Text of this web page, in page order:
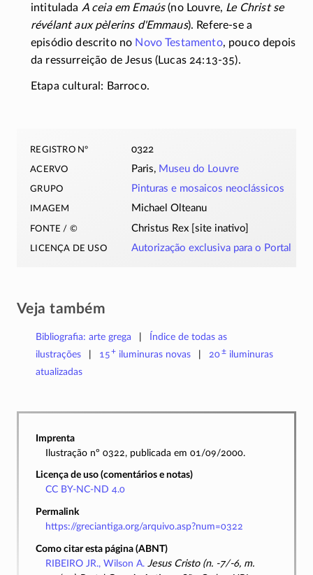
intitulada A ceia em Emaús(no Louvre, Le Christ se
révélant aux pèlerins d'Emmaus). Refere-sea
episódio descrito no Novo Testamento, pouco depois
da ressurreição de Jesus (Lucas 24:13-35).
Etapa cultural: Barroco.
registro nº 0322
acervo Paris, Museu do Louvre
grupo Pinturas e mosaicos neoclássicos
imagem Michael Olteanu
fonte / © Christus Rex [site inativo]
licença de uso Autorização exclusiva para o Portal
Veja também
Bibliografia: arte grega
Índice de todas as
ilustrações
15+ iluminuras novas 20±iluminuras
atualizadas
Imprenta
Ilustração nº 0322, publicada em 01/09/2000.
Licença de uso (comentários e notas)
CC BY-NC-ND 4.0
Permalink
https://greciantiga.org/arquivo.asp?num=0322
Como citar esta página (ABNT)
RIBEIRO JR., Wilson A. Jesus Cristo (n. -7/-6, m.